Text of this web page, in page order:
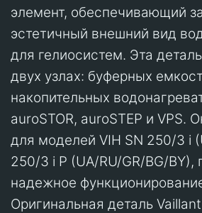
элемент, обеспечивающий
эстетичный внешний вид
для гелиосистем. Эта
двух узлах: буферных
накопительных
auroSTOR, auroSTEP и VPS.
для моделей VIH SN 250/3 i
250/3 i P (UA/RU/GR/BG/BY),
надежное
Оригинальная деталь